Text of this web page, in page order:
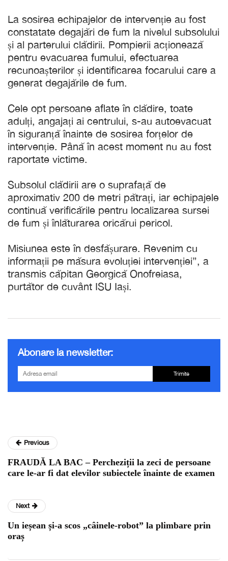
La sosirea echipajelor de intervenție au fost
constatate degajări de fum la nivelul subsolului
și al parterului clădirii. Pompierii acționează
pentru evacuarea fumului, efectuarea
recunoașterilor și identificarea focarului care a
generat degajările de fum.
Cele opt persoane aflate în clădire, toate
adulți, angajați ai centrului, s-au autoevacuat
în siguranță înainte de sosirea forțelor de
intervenție. Până în acest moment nu au fost
raportate victime.
Subsolul clădirii are o suprafață de
aproximativ 200 de metri pătrați, iar echipajele
continuă verificările pentru localizarea sursei
de fum și înlăturarea oricărui pericol.
Misiunea este în desfășurare. Revenim cu
informații pe măsura evoluției intervenției”, a
transmis căpitan Georgică Onofreiasa,
purtător de cuvânt ISU Iași.
Abonare la newsletter:
Trimite
Previous
FRAUDĂ LA BAC – Percheziții la zeci de persoane
care le-ar fi dat elevilor subiectele înainte de examen
Next
Un ieșean și-a scos „câinele-robot” la plimbare prin
oraș